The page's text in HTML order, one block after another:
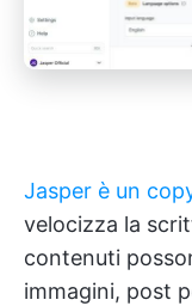
Jasper è un
velocizza la
contenuti
immagini, post